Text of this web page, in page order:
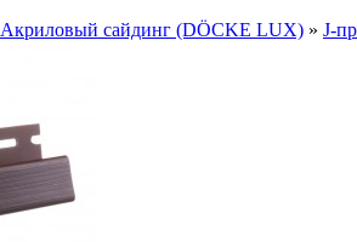
Акриловый сайдинг (DÖCKE LUX) » J-